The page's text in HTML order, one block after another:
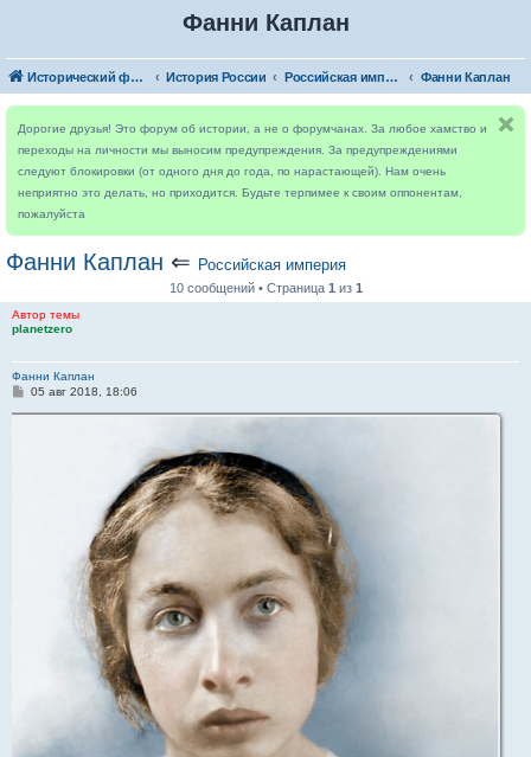
Фанни Каплан
Исторический форум История России Российская империя Фанни Каплан
Дорогие друзья! Это форум об истории, а не о форумчанах. За любое хамство и
переходы на личности мы выносим предупреждения. За предупреждениями
следуют блокировки (от одного дня до года, по нарастающей). Нам очень
неприятно это делать, но приходится. Будьте терпимее к своим оппонентам,
пожалуйста
Фанни Каплан ⇐ Российская империя
10 сообщений • Страница 1 из 1
Автор темы
planetzero
Фанни Каплан
С
о
05 авг 2018, 18:06